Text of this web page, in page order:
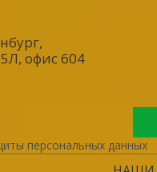
,
офис 604
персональных данных